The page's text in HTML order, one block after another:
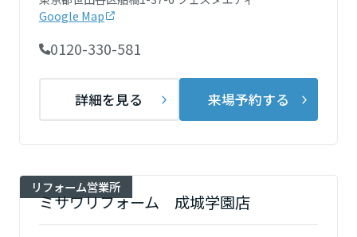
ミサワアイデンティティ
Google Map
0120-330-581
詳細を見る 来場予約する
リフォーム営業所
ミサワリフォーム 成城学園店
東京都
神奈川県
富山県